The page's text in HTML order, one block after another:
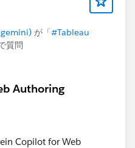
が「#Tableau
質問
Authoring
Copilot for Web